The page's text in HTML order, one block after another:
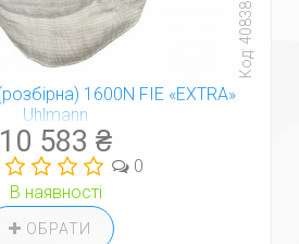
Код: 40838
1600N FIE «EXTRA»
Uhlmann
10 583 ₴
0
В наявності
ОБРАТИ